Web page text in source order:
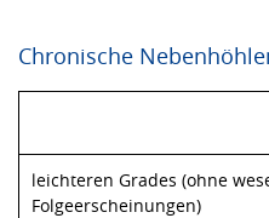
Chronische
leichteren Grades (ohne
Folgeerscheinungen)